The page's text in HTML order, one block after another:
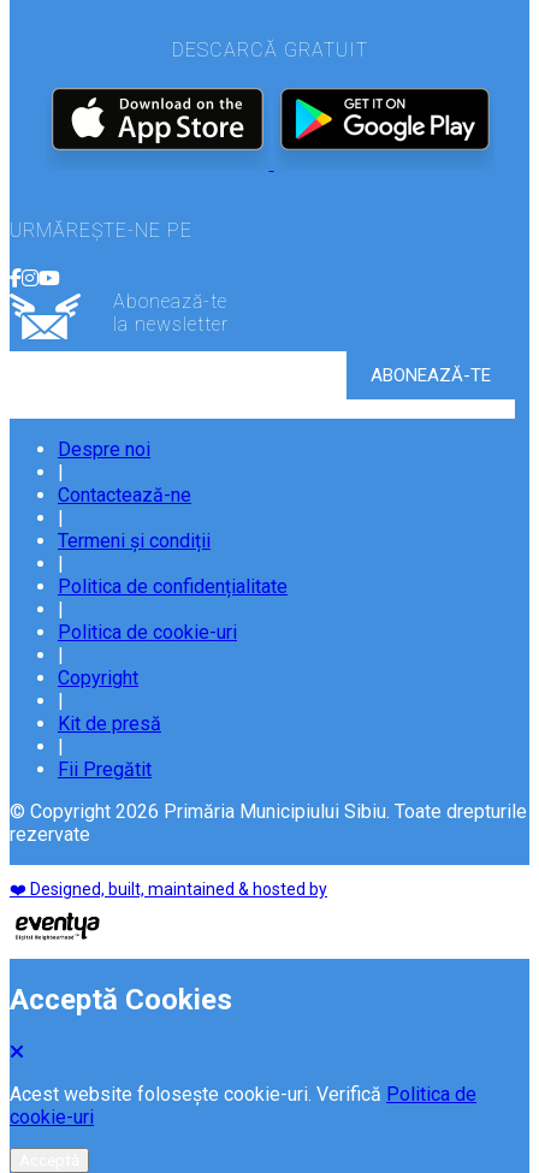
DESCARCĂ GRATUIT
URMĂREȘTE-NE PE
Abonează-te
la newsletter
Despre noi
Contactează-ne
Termeni și condiții
Politica de confidențialitate
Politica de cookie-uri
Copyright
Kit de presă
Fii Pregătit
© Copyright 2026 Primăria Municipiului Sibiu. Toate drepturile
rezervate
❤️ Designed, built, maintained & hosted by
Acceptă Cookies
Acest website folosește cookie-uri. Verifică Politica de
cookie-uri